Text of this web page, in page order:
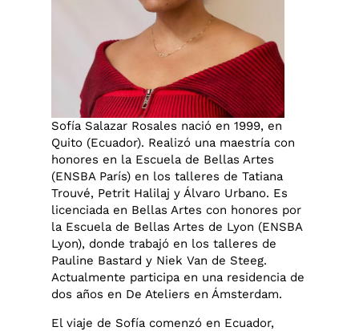
Sofía Salazar Rosales nació en 1999, en
Quito (Ecuador). Realizó una maestría con
honores en la Escuela de Bellas Artes
(ENSBA París) en los talleres de Tatiana
Trouvé, Petrit Halilaj y Álvaro Urbano. Es
licenciada en Bellas Artes con honores por
la Escuela de Bellas Artes de Lyon (ENSBA
Lyon), donde trabajó en los talleres de
Pauline Bastard y Niek Van de Steeg.
Actualmente participa en una residencia de
dos años en De Ateliers en Ámsterdam.
El viaje de Sofía comenzó en Ecuador,